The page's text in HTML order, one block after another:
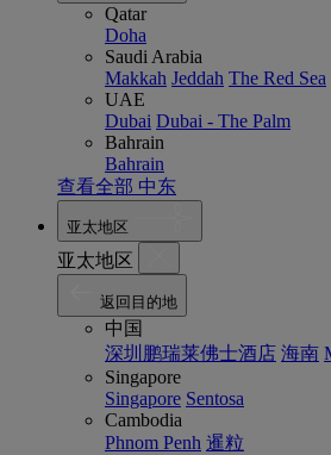
Qatar
Doha
Saudi Arabia
Makkah Jeddah The Red Sea
UAE
Dubai Dubai - The Palm
Bahrain
Bahrain
查看全部 中东
亚太地区
亚太地区
返回目的地
中国
深圳鹏瑞莱佛士酒店 海南
Singapore
Singapore Sentosa
Cambodia
Phnom Penh 暹粒